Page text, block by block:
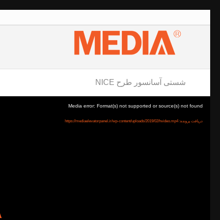
شستی آسانسور طرح NICE
Media error: Format(s) not supported or source(s) not found
دریافت پرونده: https://mediaelevatorpanel.ir/wp-content/uploads/2019/02/hvideo.mp4